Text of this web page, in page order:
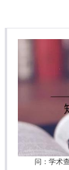
问：学术